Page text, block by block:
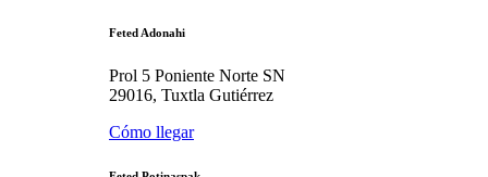
Feted Adonahi
Prol 5 Poniente Norte SN
29016, Tuxtla Gutiérrez
Cómo llegar